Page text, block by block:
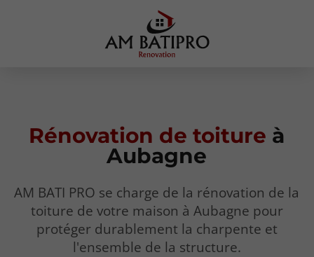
Rénovation de toiture à
Aubagne
AM BATI PRO se charge de la rénovation de la
toiture de votre maison à Aubagne pour
protéger durablement la charpente et
l'ensemble de la structure.